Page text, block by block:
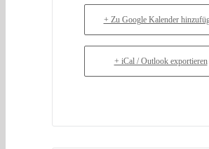
+ Zu Google Kalender
+ iCal / Outlook exportieren